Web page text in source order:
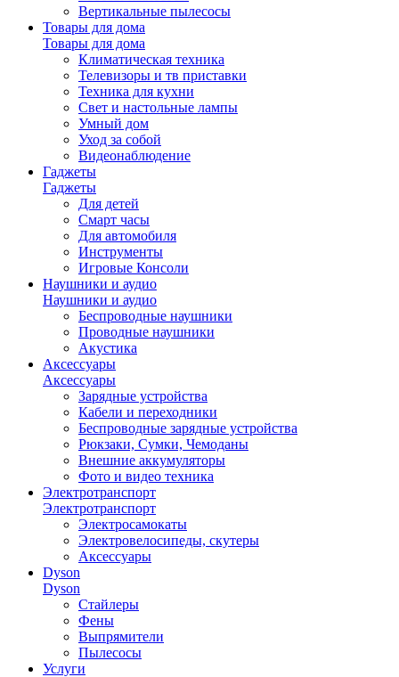
Вертикальные пылесосы
Товары для дома
Товары для дома
Климатическая техника
Телевизоры и тв приставки
Техника для кухни
Свет и настольные лампы
Умный дом
Уход за собой
Видеонаблюдение
Гаджеты
Гаджеты
Для детей
Смарт часы
Для автомобиля
Инструменты
Игровые Консоли
Наушники и аудио
Наушники и аудио
Беспроводные наушники
Проводные наушники
Акустика
Аксессуары
Аксессуары
Зарядные устройства
Кабели и переходники
Беспроводные зарядные устройства
Рюкзаки, Сумки, Чемоданы
Внешние аккумуляторы
Фото и видео техника
Электротранспорт
Электротранспорт
Электросамокаты
Электровелосипеды, скутеры
Аксессуары
Dyson
Dyson
Стайлеры
Фены
Выпрямители
Пылесосы
Услуги